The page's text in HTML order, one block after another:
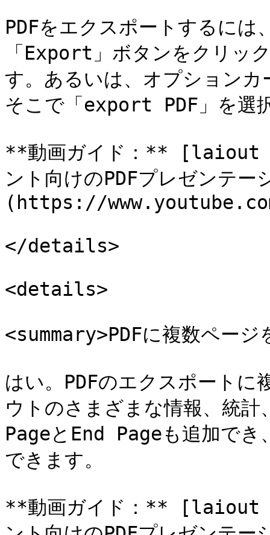
PDFをエクスポートするには
「Export」ボタンをクリッ
す。あるいは、オプション
そこで「export PDF」を選
**動画ガイド：** [laiout
ント向けのPDFプレゼンテ
(https://
</details>
<details>
<summary>PDFに複数ペー
はい。PDFのエクスポートに
ウトのさまざまな情報、統
PageとEnd Pageも追加でき
できます。
**動画ガイド：** [laiout